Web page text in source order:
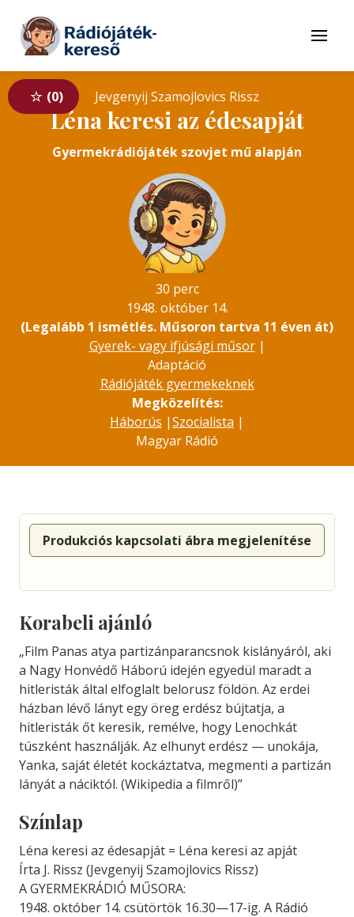
Tovább a tartalomhoz
Menü
0 Jevgenyij Szamojlovics Rissz
Léna keresi az édesapját
Gyermekrádiójáték szovjet mű alapján
30 perc
1948. október 14.
(Legalább 1 ismétlés. Műsoron tartva 11 éven át)
Gyerek- vagy ifjúsági műsor|
Adaptáció
Rádiójáték gyermekeknek
Megközelítés:
Háborús |Szocialista |
Magyar Rádió
Produkciós kapcsolati ábra megjelenítése
Korabeli ajánló
„Film Panas atya partizánparancsnok kislányáról, aki
a Nagy Honvédő Háború idején egyedül maradt a
hitleristák által elfoglalt belorusz földön. Az erdei
házban lévő lányt egy öreg erdész bújtatja, a
hitleristák őt keresik, remélve, hogy Lenochkát
túszként használják. Az elhunyt erdész — unokája,
Yanka, saját életét kockáztatva, megmenti a partizán
lányát a náciktól. (Wikipedia a filmről)”
Színlap
Léna keresi az édesapját = Léna keresi az apját
Írta J. Rissz (Jevgenyij Szamojlovics Rissz)
A GYERMEKRÁDIÓ MŰSORA:
1948. október 14. csütörtök 16.30—17-ig. A Rádió